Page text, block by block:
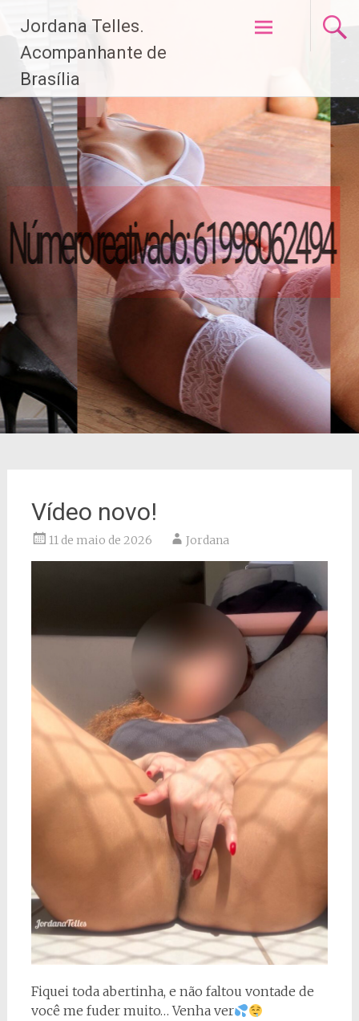
paraJordana Telles.
Acompanhante de
Brasília
Vídeo novo!
11 de maio de 2026 Jordana
Fiquei toda abertinha, e não faltou vontade de
você me fuder muito… Venha ver